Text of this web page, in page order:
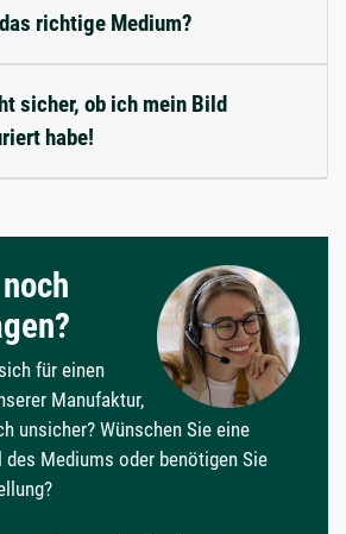
richtige Medium?
sicher, ob ich mein Bild
habe!
für einen
Manufaktur,
unsicher? Wünschen Sie eine
des Mediums oder benötigen Sie